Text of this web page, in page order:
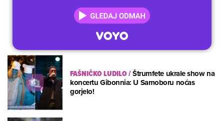
FAŠNIČKO LUDILO/Štrumfete ukrale show na
koncertu Gibonnia: U Samoboru noćas
gorjelo!